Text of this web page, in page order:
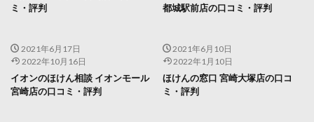
ミ・評判
都城駅前店の口コミ・評判
2021年6月17日
2022年10月16日
イオンのほけん相談 イオンモール
宮崎店の口コミ・評判
2021年6月10日
2022年1月10日
ほけんの窓口 宮崎大塚店の口コ
ミ・評判